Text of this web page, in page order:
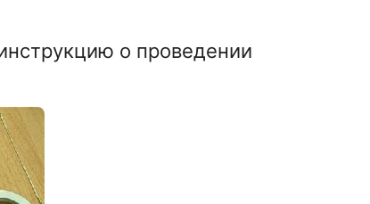
о проведении